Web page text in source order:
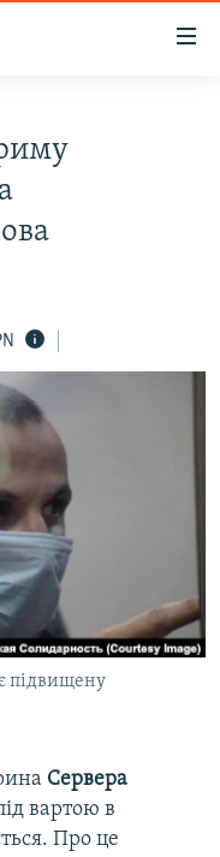
підвищену
Сервера
вартою в
Про це